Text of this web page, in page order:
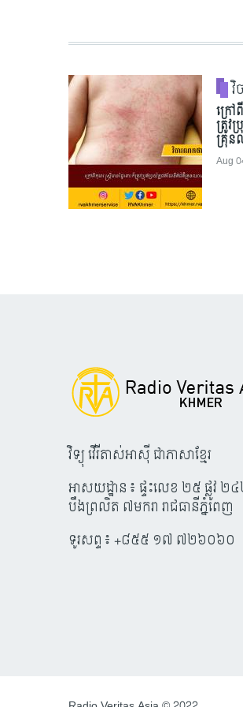
ក្រៅ
ត្រូវ
គ្រុ
Aug
វិទ្យុ វើរីតាស់អាស៊ី ជាភាសាខ្មែរ
អាសយដ្ឋាន៖ ផ្ទះលេខ ២៥ ផ្លូវ ២
បឹងព្រលិត ៧មករា រាជធានីភ្នំពេញ
ទូរសព្ទ៖ +៨៥៥ ១៧ ៧២៦០៦០